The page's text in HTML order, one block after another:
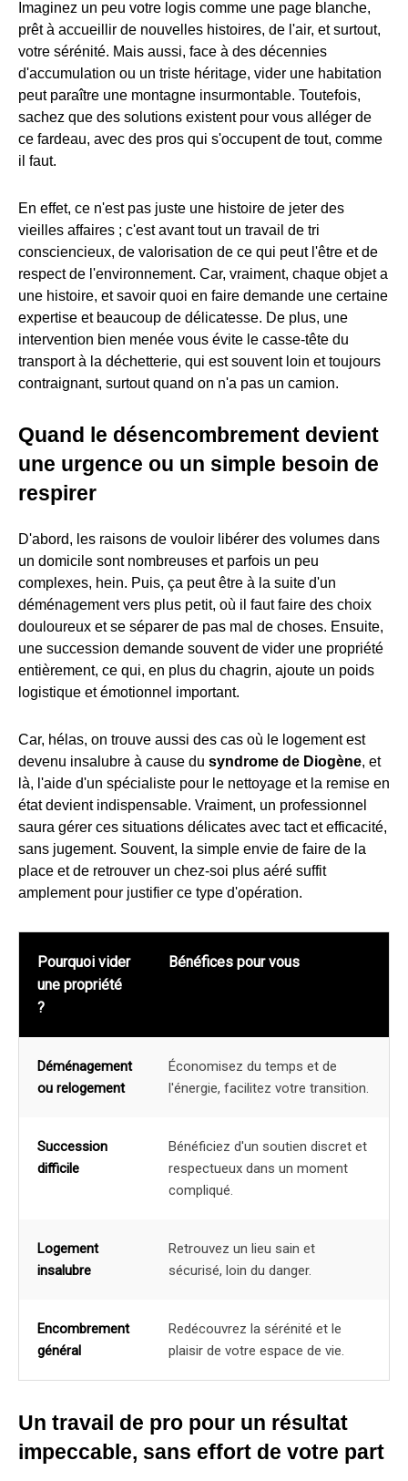
Imaginez un peu votre logis comme une page blanche,
prêt à accueillir de nouvelles histoires, de l'air, et surtout,
votre sérénité. Mais aussi, face à des décennies
d'accumulation ou un triste héritage, vider une habitation
peut paraître une montagne insurmontable. Toutefois,
sachez que des solutions existent pour vous alléger de
ce fardeau, avec des pros qui s'occupent de tout, comme
il faut.
En effet, ce n'est pas juste une histoire de jeter des
vieilles affaires ; c'est avant tout un travail de tri
consciencieux, de valorisation de ce qui peut l'être et de
respect de l'environnement. Car, vraiment, chaque objet a
une histoire, et savoir quoi en faire demande une certaine
expertise et beaucoup de délicatesse. De plus, une
intervention bien menée vous évite le casse-tête du
transport à la déchetterie, qui est souvent loin et toujours
contraignant, surtout quand on n'a pas un camion.
Quand le désencombrement devient
une urgence ou un simple besoin de
respirer
D'abord, les raisons de vouloir libérer des volumes dans
un domicile sont nombreuses et parfois un peu
complexes, hein. Puis, ça peut être à la suite d'un
déménagement vers plus petit, où il faut faire des choix
douloureux et se séparer de pas mal de choses. Ensuite,
une succession demande souvent de vider une propriété
entièrement, ce qui, en plus du chagrin, ajoute un poids
logistique et émotionnel important.
Car, hélas, on trouve aussi des cas où le logement est
devenu insalubre à cause du syndrome de Diogène, et
là, l'aide d'un spécialiste pour le nettoyage et la remise en
état devient indispensable. Vraiment, un professionnel
saura gérer ces situations délicates avec tact et efficacité,
sans jugement. Souvent, la simple envie de faire de la
place et de retrouver un chez-soi plus aéré suffit
amplement pour justifier ce type d'opération.
Pourquoi vider
une propriété
?
Bénéfices pour vous
Déménagement
ou relogement
Économisez du temps et de
l'énergie, facilitez votre transition.
Succession
difficile
Bénéficiez d'un soutien discret et
respectueux dans un moment
compliqué.
Logement
insalubre
Retrouvez un lieu sain et
sécurisé, loin du danger.
Encombrement
général
Redécouvrez la sérénité et le
plaisir de votre espace de vie.
Un travail de pro pour un résultat
impeccable, sans effort de votre part